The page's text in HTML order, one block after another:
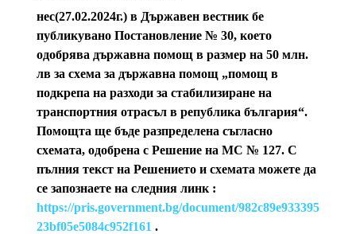
нес(27.02.2024г.) в Държавен вестник бе
публикувано Постановление № 30, което
одобрява държавна помощ в размер на 50 млн.
лв за схема за държавна помощ „помощ в
подкрепа на разходи за стабилизиране на
транспортния отрасъл в република българия“.
Помощта ще бъде разпределена съгласно
схемата, одобрена с Решение на МС № 127. С
пълния текст на Решението и схемата можете да
се запознаете на следния линк :
https://pris.government.bg/document/982c89e933395
23bf05e5084c952f161 .